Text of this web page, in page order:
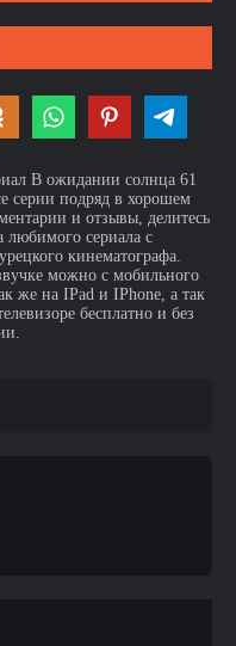
В ожидании солнца 61
серии подряд в хорошем
и отзывы, делитесь
любимого сериала с
кинематографа.
можно с мобильного
же на IPad и IPhone, а так
бесплатно и без